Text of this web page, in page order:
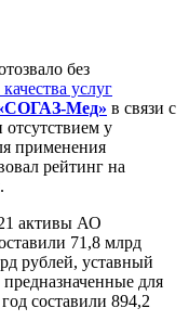
без
услуг
Мед» в связи с
отсутствием у
применения
рейтинг на
активы АО
71,8 млрд
рублей, уставный
для
составили 894,2